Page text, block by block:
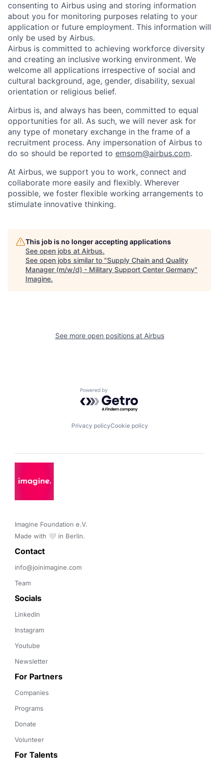
consenting to Airbus using and storing information
about you for monitoring purposes relating to your
application or future employment. This information will
only be used by Airbus.
Airbus is committed to achieving workforce diversity
and creating an inclusive working environment. We
welcome all applications irrespective of social and
cultural background, age, gender, disability, sexual
orientation or religious belief.
Airbus is, and always has been, committed to equal
opportunities for all. As such, we will never ask for
any type of monetary exchange in the frame of a
recruitment process. Any impersonation of Airbus to
do so should be reported to emsom@airbus.com.
At Airbus, we support you to work, connect and
collaborate more easily and flexibly. Wherever
possible, we foster flexible working arrangements to
stimulate innovative thinking.
This job is no longer accepting applications
See open jobs at Airbus.
See open jobs similar to "Supply Chain and Quality
Manager (m/w/d) - Military Support Center Germany"
Imagine.
See more open positions at Airbus
Powered by Getro.com
Privacy policyCookie policy
Imagine Foundation e.V.
Made with 🤍 in Berlin.
Contact
info@joinimagine.com
Team
Socials
LinkedIn
Instagram
Youtube
Newsletter
For Partners
Companies
Programs
Donate
Volunteer
For Talents